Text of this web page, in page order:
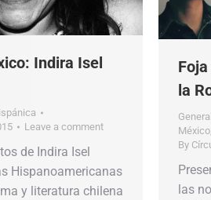
Indira Isel
Leave a comment
de Indira Isel
Hispanoamericanas
y literatura chilena
la
General
México
By
las